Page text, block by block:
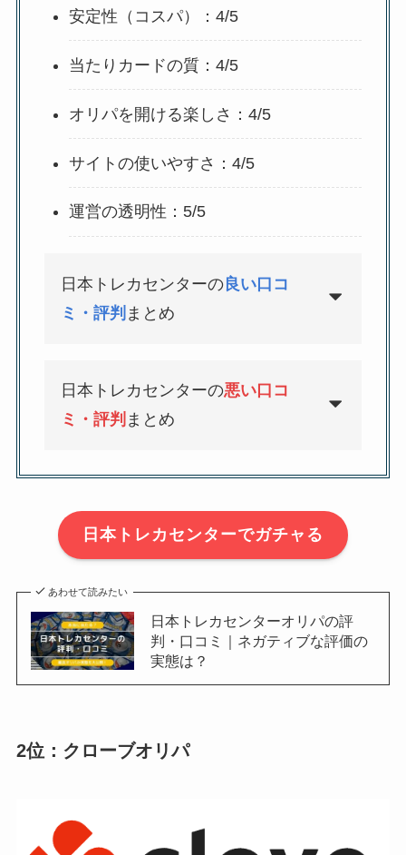
安定性（コスパ）：4/5
当たりカードの質：4/5
オリパを開ける楽しさ：4/5
サイトの使いやすさ：4/5
運営の透明性：5/5
日本トレカセンターの良い口コ
ミ・評判 まとめ
日本トレカセンターの悪い口コ
ミ・評判 まとめ
日本トレカセンターでガチャる
あわせて読みたい
日本トレカセンターオリパの評
判・口コミ｜ネガティブな評価の
実態は？
2位：クローブオリパ